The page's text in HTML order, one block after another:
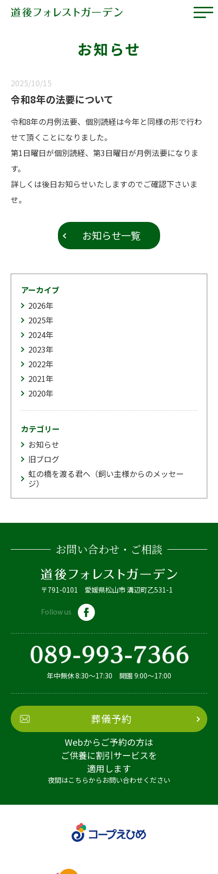
お知らせ
2025/10/15
令和8年の法要について
令和8年の月例法要、個別読経は今年と同様の形で行わ
せて頂くことになりました。
第1日曜日が個別読経、第3日曜日が月例法要になりま
す。
詳しくは後日お知らせいたしますのでご確認下さいま
せ。
お知らせ一覧
アーカイブ
2026年
2025年
2024年
2023年
2022年
2021年
2020年
カテゴリー
お知らせ
旧ブログ
虹の橋を渡る君へ（飼い主様からのメッセー
ジ）
お問い合わせ・ご相談
〒791-0101 愛媛県松山市 溝辺町乙531-1
Follow us
年中無休 8:30～17:30 開園 9:00～17:00
葬儀予約
Webからご予約の方は
ご供養に割引サービスを
適用します
夜間はこちらからお問い合わせください